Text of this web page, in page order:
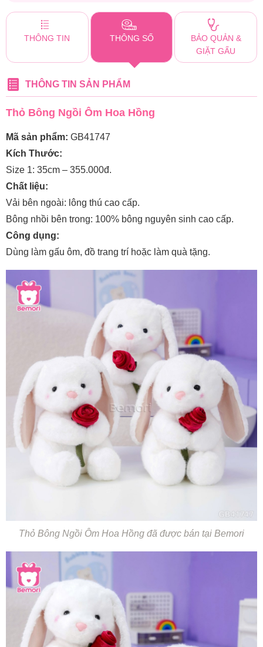
THÔNG TIN THÔNG SỐ
BẢO QUẢN &
GIẶT GẤU
THÔNG TIN SẢN PHẨM
Thỏ Bông Ngồi Ôm Hoa Hồng
Mã sản phẩm: GB41747
Kích Thước:
Size 1: 35cm – 355.000đ.
Chất liệu:
Vải bên ngoài: lông thú cao cấp.
Bông nhồi bên trong: 100% bông nguyên sinh cao cấp.
Công dụng:
Dùng làm gấu ôm, đồ trang trí hoặc làm quà tặng.
Thỏ Bông Ngồi Ôm Hoa Hồng đã được bán tại Bemori